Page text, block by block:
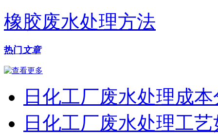
橡胶废水处理方法
热门 文章
日化工厂废水处理成
日化工厂废水处理工